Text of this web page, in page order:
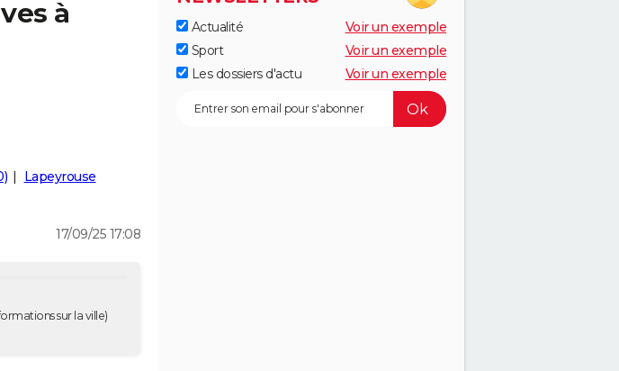
à
Lapeyrouse
17/09/25 17:08
sur la ville)
Actualité
Voir un exemple
Sport
Voir un exemple
Les dossiers d'actu
Voir un exemple